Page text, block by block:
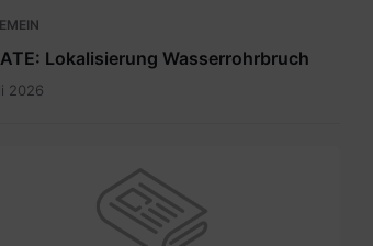
Lokalisierung Wasserrohrbruch
2026